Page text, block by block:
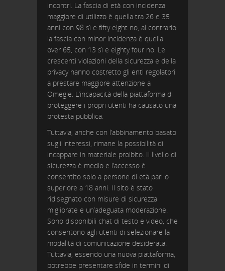
incontri. La fascia di età con incidenza
maggiore di utilizzo è quella tra 26 e 35
anni con 98 sì e fifty eight no, al contrario
la fascia con minor incidenza è quella
over 65, con 13 sì e eighty four no. Le
crescenti violazioni della sicurezza e della
privacy hanno costretto gli enti regolatori
a prestare maggiore attenzione a
Omegle. L’incapacità della piattaforma di
proteggere i propri utenti ha causato una
protesta pubblica.
Tuttavia, anche con l’abbinamento basato
sugli interessi, rimane la possibilità di
incappare in materiale proibito. Il livello di
sicurezza è medio e l’accesso è
consentito solo a persone di età pari o
superiore a 18 anni. Il sito è stato
ridisegnato con misure di sicurezza
migliorate e un’adeguata moderazione.
Sono disponibili chat di testo e video, che
consentono agli utenti di selezionare la
modalità di comunicazione desiderata.
Tuttavia, essendo una nuova piattaforma,
potrebbe presentare sfide in termini di